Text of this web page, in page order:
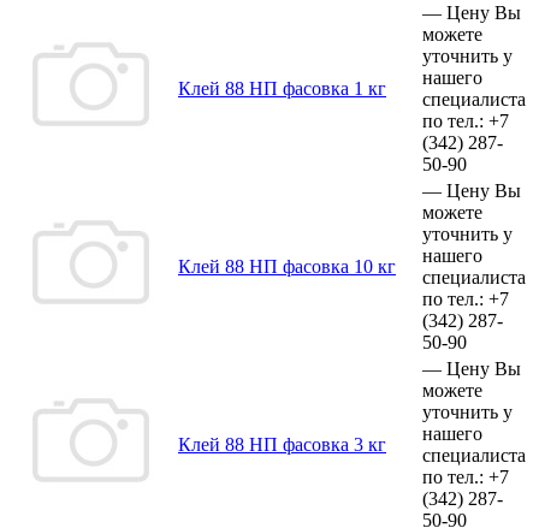
Клей 88 НП фасовка 1 кг
— Цену Вы
можете
уточнить у
нашего
специалиста
по тел.: +7
(342) 287-
50-90
Клей 88 НП фасовка 10 кг
— Цену Вы
можете
уточнить у
нашего
специалиста
по тел.: +7
(342) 287-
50-90
Клей 88 НП фасовка 3 кг
— Цену Вы
можете
уточнить у
нашего
специалиста
по тел.: +7
(342) 287-
50-90